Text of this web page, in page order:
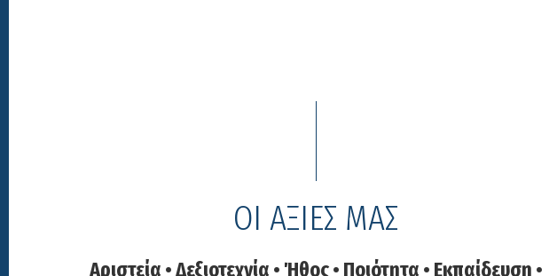
ΟΙ ΑΞΙΕΣ ΜΑΣ
Αριστεία • Δεξιοτεχνία • Ήθος • Ποιότητα • Εκπαίδευση •